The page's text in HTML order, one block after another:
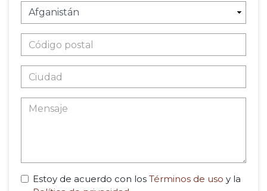
Estoy de acuerdo con los Términos de uso y la